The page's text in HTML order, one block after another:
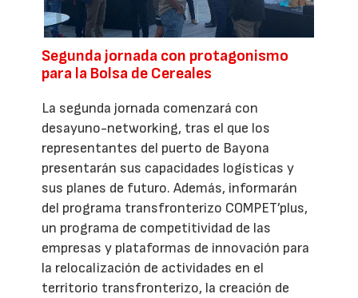
Segunda jornada con protagonismo
para la Bolsa de Cereales
La segunda jornada comenzará con
desayuno-networking, tras el que los
representantes del puerto de Bayona
presentarán sus capacidades logísticas y
sus planes de futuro. Además, informarán
del programa transfronterizo COMPET’plus,
un programa de competitividad de las
empresas y plataformas de innovación para
la relocalización de actividades en el
territorio transfronterizo, la creación de